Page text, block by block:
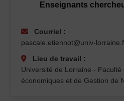
Enseignants
Courriel :
pascale.etiennot@univ-
Lieu de travail :
Université de Lorraine - Faculté
économiques et de Gestion de